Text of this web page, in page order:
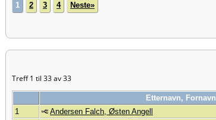
1 2 3 4 Neste»
Treff 1 til 33 av 33
Etternavn, Fornavn
1
Andersen Falch, Østen Angell